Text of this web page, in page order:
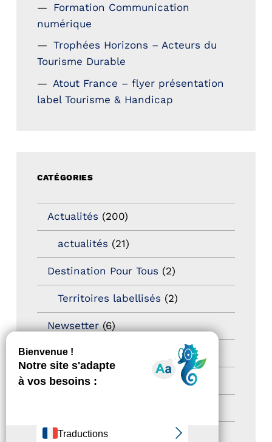
Formation Communication
numérique
Trophées Horizons – Acteurs du
Tourisme Durable
Atout France – flyer présentation
label Tourisme & Handicap
CATÉGORIES
Actualités (200)
actualités (21)
Destination Pour Tous (2)
Territoires labellisés (2)
Newsetter(6)
Newsletter pro
Nos Actions
Formation